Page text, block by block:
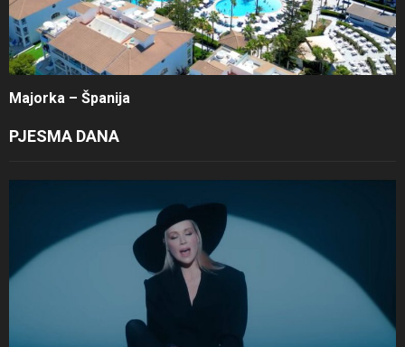
Majorka – Španija
PJESMA DANA